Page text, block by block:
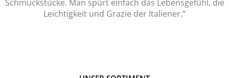
Leichtigkeit und Grazie der Italiener.“